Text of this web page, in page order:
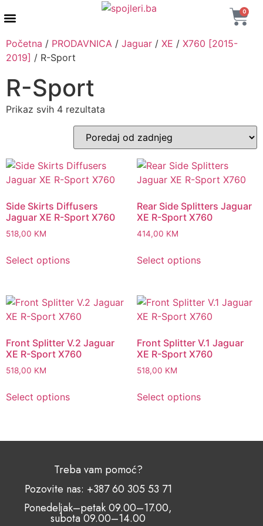
0
Početna / PRODAVNICA / Jaguar / XE / X760 [2015-
2019] / R-Sport
R-Sport
Prikaz svih 4 rezultata
Side Skirts Diffusers
Jaguar XE R-Sport X760
518,00 KM
Select options
Rear Side Splitters Jaguar
XE R-Sport X760
414,00 KM
Select options
Front Splitter V.2 Jaguar
XE R-Sport X760
518,00 KM
Select options
Front Splitter V.1 Jaguar
XE R-Sport X760
518,00 KM
Select options
Treba vam pomoć?
Pozovite nas: +387 60 305 53 71
Ponedeljak–petak 09.00–17.00,
subota 09.00–14.00